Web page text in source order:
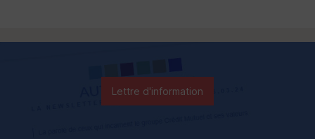
Lettre d'information